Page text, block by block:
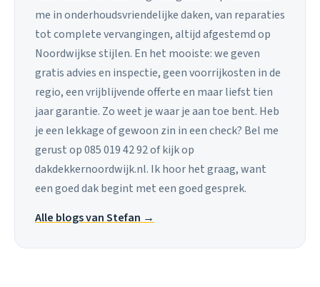
me in onderhoudsvriendelijke daken, van reparaties
tot complete vervangingen, altijd afgestemd op
Noordwijkse stijlen. En het mooiste: we geven
gratis advies en inspectie, geen voorrijkosten in de
regio, een vrijblijvende offerte en maar liefst tien
jaar garantie. Zo weet je waar je aan toe bent. Heb
je een lekkage of gewoon zin in een check? Bel me
gerust op 085 019 42 92 of kijk op
dakdekkernoordwijk.nl. Ik hoor het graag, want
een goed dak begint met een goed gesprek.
Alle blogs van Stefan →